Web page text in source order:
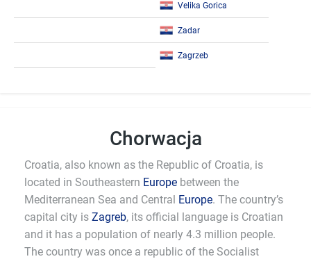
Velika Gorica
Zadar
Zagrzeb
Chorwacja
Croatia, also known as the Republic of Croatia, is
located in Southeastern Europe between the
Mediterranean Sea and Central Europe. The country’s
capital city is Zagreb, its official language is Croatian
and it has a population of nearly 4.3 million people.
The country was once a republic of the Socialist